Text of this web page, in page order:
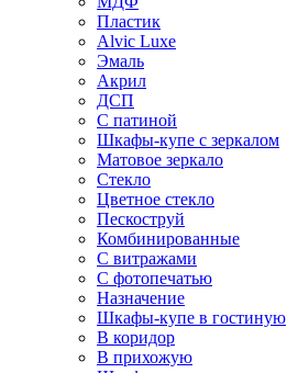
Пластик
Alvic Luxe
Эмаль
Акрил
ДСП
С патиной
Шкафы-купе с зеркалом
Матовое зеркало
Стекло
Цветное стекло
Пескоструй
Комбинированные
С витражами
С фотопечатью
Назначение
Шкафы-купе в гостиную
В коридор
В прихожую